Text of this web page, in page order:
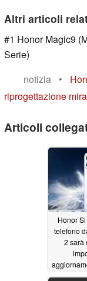
Altri articoli
#1 Honor Magic9
Serie)
notizia
•
riprogettazione
Articoli
Honor
telefono
2 sarà
tutti i